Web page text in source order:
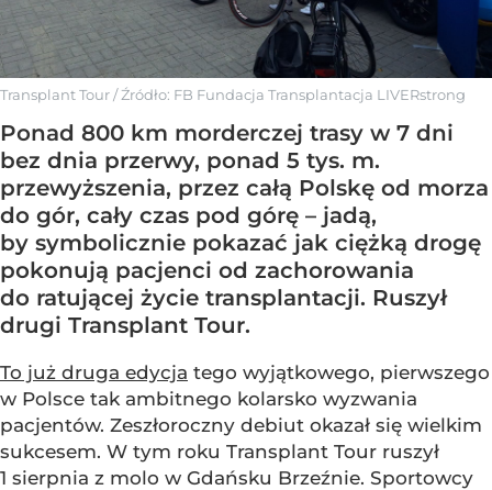
Transplant Tour/ Źródło: FB Fundacja Transplantacja LIVERstrong
Ponad 800 km morderczej trasy w 7 dni
bez dnia przerwy, ponad 5 tys. m.
przewyższenia, przez całą Polskę od morza
do gór, cały czas pod górę – jadą,
by symbolicznie pokazać jak ciężką drogę
pokonują pacjenci od zachorowania
do ratującej życie transplantacji. Ruszył
drugi Transplant Tour.
To już druga edycja tego wyjątkowego, pierwszego
w Polsce tak ambitnego kolarsko wyzwania
pacjentów. Zeszłoroczny debiut okazał się wielkim
sukcesem. W tym roku Transplant Tour ruszył
1 sierpnia z molo w Gdańsku Brzeźnie. Sportowcy